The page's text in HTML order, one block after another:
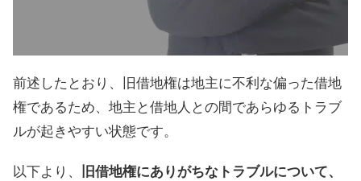
前述したとおり、旧借地権は地主に不利な偏った借地
権であるため、地主と借地人との間であらゆるトラブ
ルが起きやすい状態です。
以下より、
旧借地権にありがちなトラブルについて、